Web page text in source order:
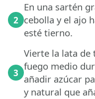
2
En una sartén
cebolla y el ajo
esté tierno.
3
Vierte la lata de
fuego medio
añadir azúcar
y natural que